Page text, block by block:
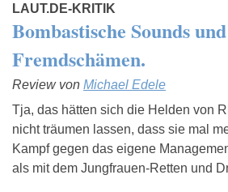
LAUT.DE-KRITIK
Bombastische Sounds
Fremdschämen.
Review von Michael Edele
Tja, das hätten sich die Helden von
nicht träumen lassen, dass sie mal
Kampf gegen das eigene
als mit dem Jungfrauen-Retten und